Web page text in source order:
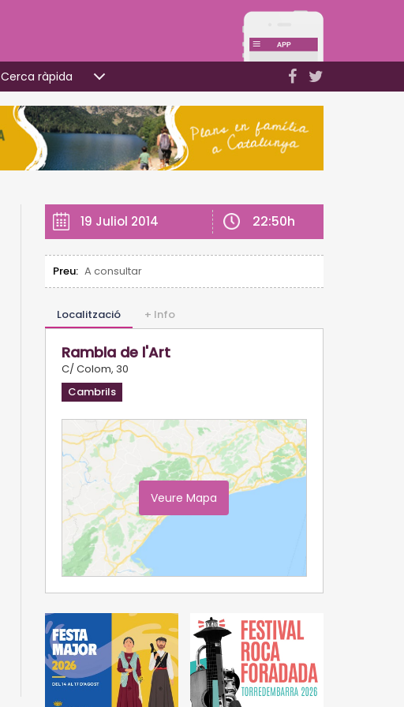
Cerca ràpida
19 Juliol 2014 22:50h
Preu: A consultar
Localització + Info
Rambla de l'Art
C/ Colom, 30
Cambrils
Veure Mapa